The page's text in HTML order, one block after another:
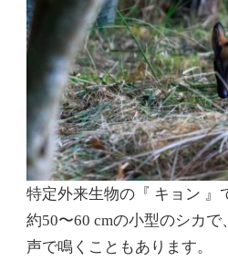
特定外来生物の『 キョン 』
約50〜60 cmの小型のシカ
声で鳴くこともあります。